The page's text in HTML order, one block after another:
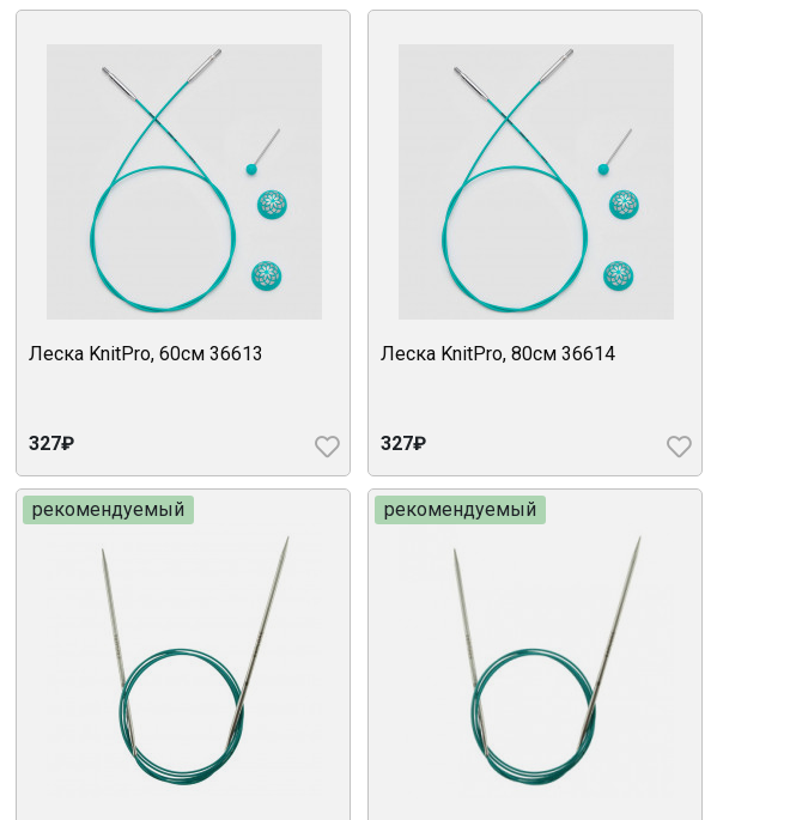
Леска KnitPro, 60см 36613
327₽
Леска KnitPro, 80см 36614
327₽
рекомендуемый рекомендуемый